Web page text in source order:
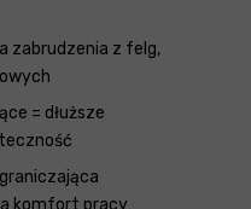
zabrudzenia z felg,
= dłuższe
komfort pracy